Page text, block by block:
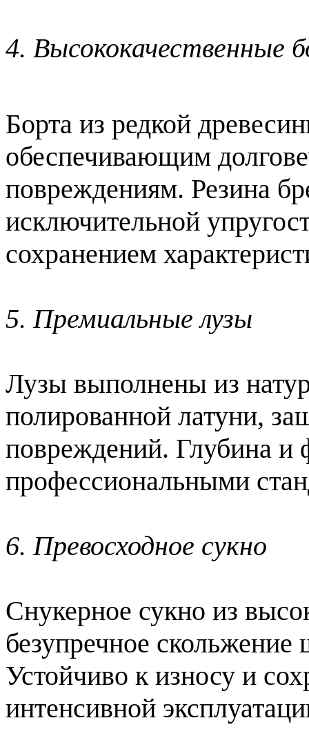
4. Высококачественные
Борта из редкой
обеспечивающим
повреждениям. Резина
исключительной
сохранением
5. Премиальные лузы
Лузы выполнены из
полированной латуни,
повреждений. Глубина и
профессиональными
6. Превосходное сукно
Снукерное сукно из
безупречное
Устойчиво к износу и
интенсивной